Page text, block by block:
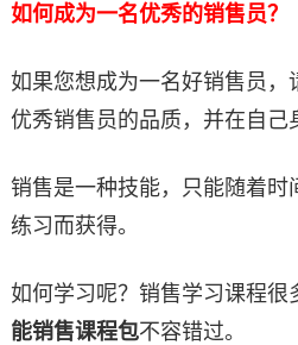
如何成为一名优秀的销售员？
如果您想成为一名好销售员，
优秀销售员的品质，并在自己
销售是一种技能，只能随着时
练习而获得。
如何学习呢？销售学习课程很
能销售课程包不容错过。